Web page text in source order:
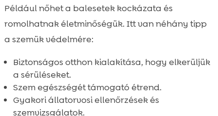
Például nőhet a balesetek kockázata és
romolhatnak életminőségük. Itt van néhány tipp
a szemük védelmére:
Biztonságos otthon kialakítása, hogy elkerüljük
a sérüléseket.
Szem egészségét támogató étrend.
Gyakori állatorvosi ellenőrzések és
szemvizsgálatok.